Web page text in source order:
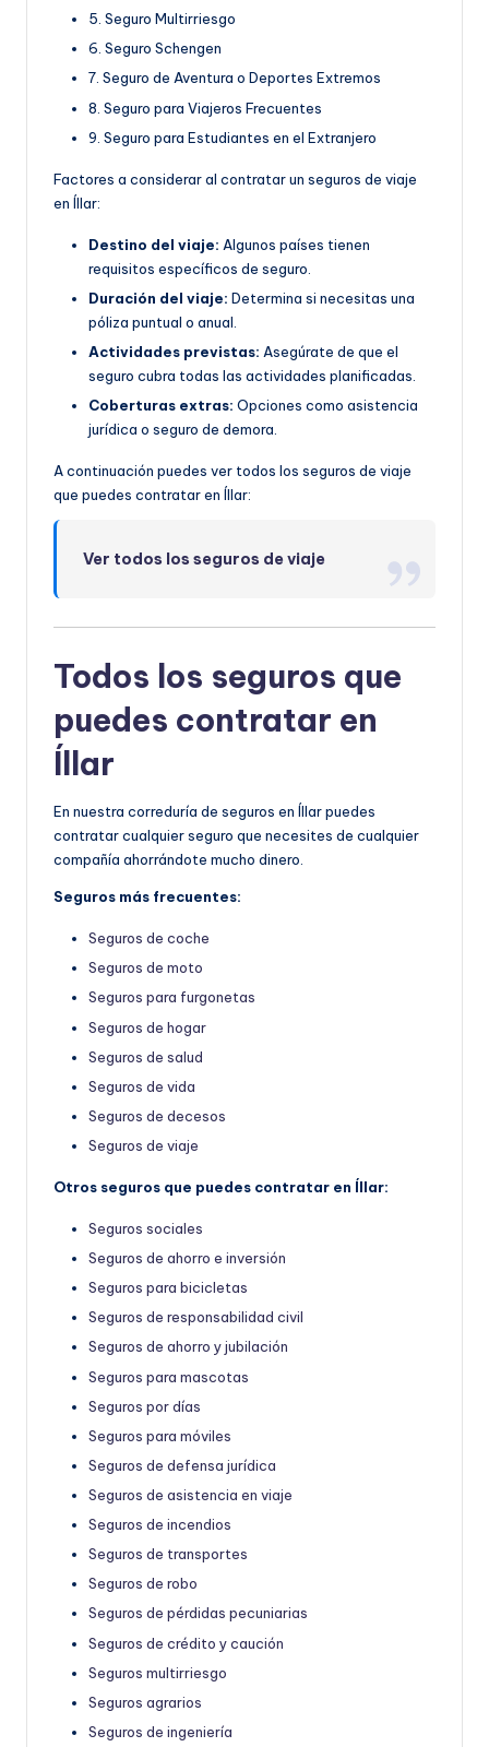
5. Seguro Multirriesgo
6. Seguro Schengen
7. Seguro de Aventura o Deportes Extremos
8. Seguro para Viajeros Frecuentes
9. Seguro para Estudiantes en el Extranjero
Factores a considerar al contratar un seguros de viaje
en Íllar:
Destino del viaje: Algunos países tienen
requisitos específicos de seguro.
Duración del viaje: Determina si necesitas una
póliza puntual o anual.
Actividades previstas: Asegúrate de que el
seguro cubra todas las actividades planificadas.
Coberturas extras: Opciones como asistencia
jurídica o seguro de demora.
A continuación puedes ver todos los seguros de viaje
que puedes contratar en Íllar:
Ver todos los seguros de viaje
Todos los seguros que
puedes contratar en
Íllar
En nuestra correduría de seguros en Íllar puedes
contratar cualquier seguro que necesites de cualquier
compañía ahorrándote mucho dinero.
Seguros más frecuentes:
Seguros de coche
Seguros de moto
Seguros para furgonetas
Seguros de hogar
Seguros de salud
Seguros de vida
Seguros de decesos
Seguros de viaje
Otros seguros que puedes contratar en Íllar:
Seguros sociales
Seguros de ahorro e inversión
Seguros para bicicletas
Seguros de responsabilidad civil
Seguros de ahorro y jubilación
Seguros para mascotas
Seguros por días
Seguros para móviles
Seguros de defensa jurídica
Seguros de asistencia en viaje
Seguros de incendios
Seguros de transportes
Seguros de robo
Seguros de pérdidas pecuniarias
Seguros de crédito y caución
Seguros multirriesgo
Seguros agrarios
Seguros de ingeniería